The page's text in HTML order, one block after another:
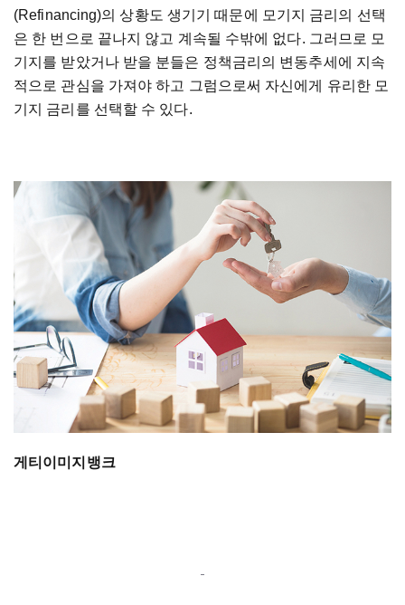
(Refinancing)의 상황도 생기기 때문에 모기지 금리의 선택
은 한 번으로 끝나지 않고 계속될 수밖에 없다. 그러므로 모
기지를 받았거나 받을 분들은 정책금리의 변동추세에 지속
적으로 관심을 가져야 하고 그럼으로써 자신에게 유리한 모
기지 금리를 선택할 수 있다.
게티이미지뱅크